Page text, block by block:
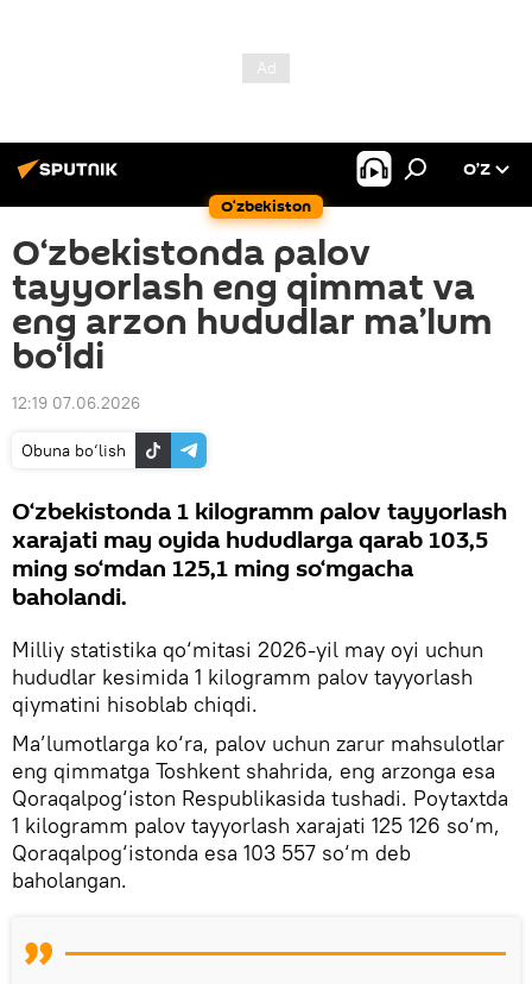
O‘zbekiston
O’Z
O‘zbekistonda palov
tayyorlash eng qimmat va
eng arzon hududlar ma’lum
bo‘ldi
12:19 07.06.2026
Obuna bo‘lish
O‘zbekistonda 1 kilogramm palov tayyorlash
xarajati may oyida hududlarga qarab 103,5
ming so‘mdan 125,1 ming so‘mgacha
baholandi.
Milliy statistika qo‘mitasi 2026-yil may oyi uchun
hududlar kesimida 1 kilogramm palov tayyorlash
qiymatini hisoblab chiqdi.
Ma’lumotlarga ko‘ra, palov uchun zarur mahsulotlar
eng qimmatga Toshkent shahrida, eng arzonga esa
Qoraqalpog‘iston Respublikasida tushadi. Poytaxtda
1 kilogramm palov tayyorlash xarajati 125 126 so‘m,
Qoraqalpog‘istonda esa 103 557 so‘m deb
baholangan.